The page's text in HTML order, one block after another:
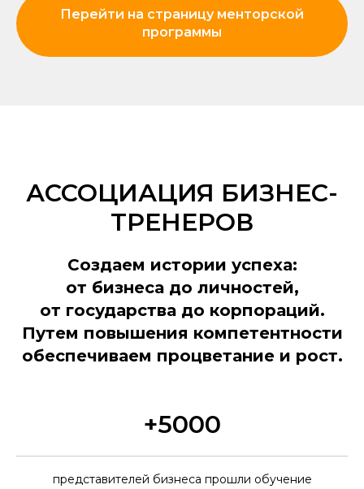
Перейти на страницу менторской
программы
АССОЦИАЦИЯ БИЗНЕС-
ТРЕНЕРОВ
Создаем истории успеха:
от бизнеса до личностей,
от государства до корпораций.
Путем повышения компетентности
обеспечиваем процветание и рост.
+5000
представителей бизнеса прошли обучение